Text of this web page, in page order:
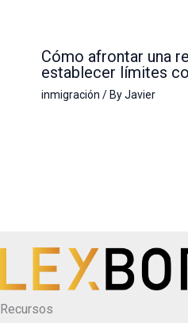
Cómo afrontar una
establecer límites
inmigración / ByJavier
Recursos